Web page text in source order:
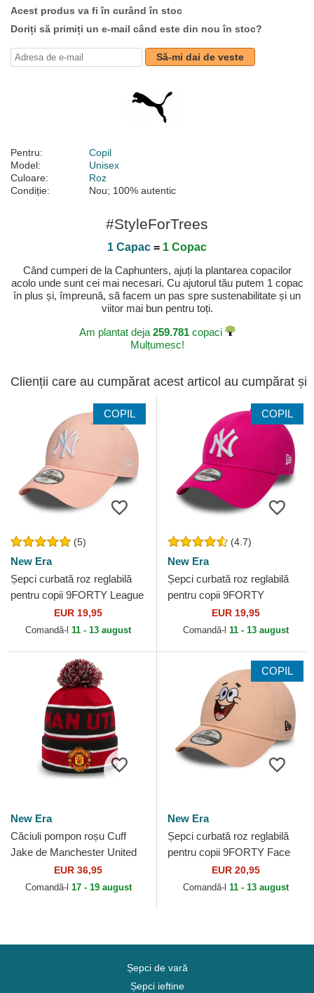
Acest produs va fi în curând în stoc
Doriți să primiți un e-mail când este din nou în stoc?
Să-mi dai de veste
Pentru:
Copil
Model:
Unisex
Culoare:
Roz
Condiție:
Nou; 100% autentic
#StyleForTrees
1 Capac = 1 Copac
Când cumperi de la Caphunters, ajuți la plantarea copacilor
acolo unde sunt cei mai necesari. Cu ajutorul tău putem 1 copac
în plus și, împreună, să facem un pas spre sustenabilitate și un
viitor mai bun pentru toți.
Am plantat deja 259.781copaci
Mulțumesc!
Clienții care au cumpărat acest articol au cumpărat și
COPIL
(5)
New Era
Șepci curbată roz reglabilă
pentru copii 9FORTY League
Essential de New York
Yankees MLB de New Era
EUR 19,95
Comandă-l 11 - 13 august
COPIL
(4.7)
New Era
Șepci curbată roz reglabilă
pentru copii 9FORTY
Essential de New York
Yankees MLB de New Era
EUR 19,95
Comandă-l 11 - 13 august
New Era
Căciuli pompon roșu Cuff
Jake de Manchester United
Football Club Premier League
de New Era
EUR 36,95
Comandă-l 17 - 19 august
COPIL
New Era
Șepci curbată roz reglabilă
pentru copii 9FORTY Face
de SpongeBob și Patrick
Stea de New Era
EUR 20,95
Comandă-l 11 - 13 august
Șepci de vară
Șepci ieftine